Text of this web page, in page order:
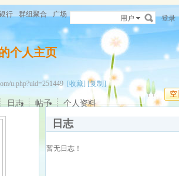
行 群组聚合 广场 用户 登录
个人主页
u.php?uid=251449 [收藏] [复制]
空
日志 帖子 个人资料
日志
暂无日志！